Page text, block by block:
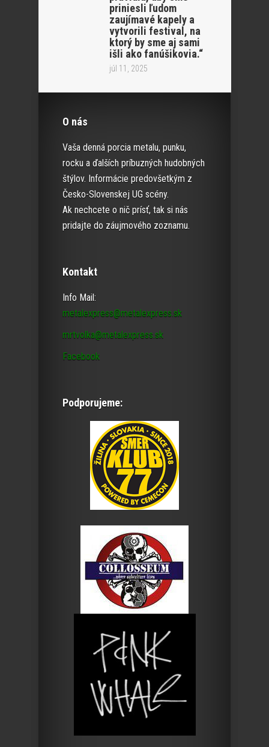
priniesli ľudom
zaujímavé kapely a
vytvorili festival, na
ktorý by sme aj sami
išli ako fanúšikovia.“
júl 11, 2025
O nás
Vaša denná porcia metalu, punku,
rocku a ďalších príbuzných hudobných
štýlov. Informácie predovšetkým z
Česko-Slovenskej UG scény.
Ak nechcete o nič prísť, tak si nás
pridajte do záujmového zoznamu.
Kontakt
Info Mail:
metalexpress@metalexpress.sk
mrtvolka@metalexpress.sk
Facebook
Podporujeme: